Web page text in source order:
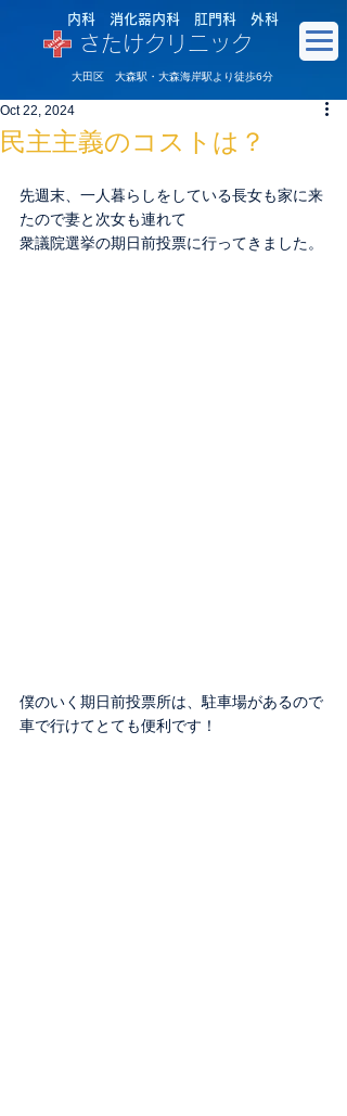
内科 消化器内科 肛門科 外科
さたけクリニック
大田区 大森駅・大森海岸駅より徒歩6分
民主主義のコストは？
Oct 22, 2024
先週末、一人暮らしをしている長女も家に来
たので妻と次女も連れて
衆議院選挙の期日前投票に行ってきました。
僕のいく期日前投票所は、駐車場があるので
車で行けてとても便利です！